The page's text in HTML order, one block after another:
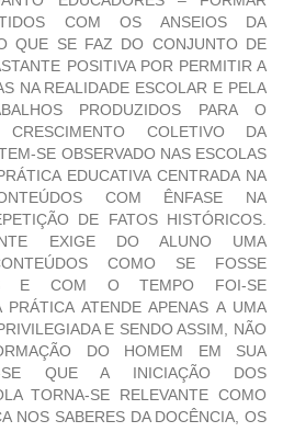
COM OS ANSEIOS DA
QUE SE FAZ DO CONJUNTO DE
POSITIVA POR PERMITIR A
NA REALIDADE ESCOLAR E PELA
PRODUZIDOS PARA O
CRESCIMENTO COLETIVO DA
SE OBSERVADO NAS ESCOLAS
EDUCATIVA CENTRADA NA
COM ÊNFASE NA
DE FATOS HISTÓRICOS.
EXIGE DO ALUNO UMA
COMO SE FOSSE
E COM O TEMPO FOI-SE
PRÁTICA ATENDE APENAS A UMA
E SENDO ASSIM, NÃO
DO HOMEM EM SUA
SE QUE A INICIAÇÃO DOS
TORNA-SE RELEVANTE COMO
NOS SABERES DA DOCÊNCIA, OS